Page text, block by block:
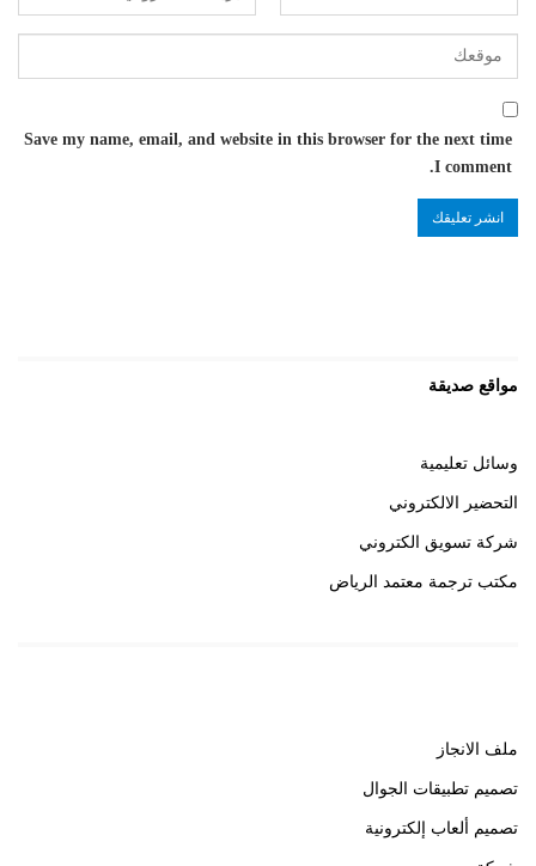
Save my name, email, and website in this browser for the next time
I comment.
مواقع صديقة
وسائل تعليمية
التحضير الالكتروني
شركة تسويق الكتروني
مكتب ترجمة معتمد الرياض
ملف الانجاز
تصميم تطبيقات الجوال
تصميم ألعاب إلكترونية